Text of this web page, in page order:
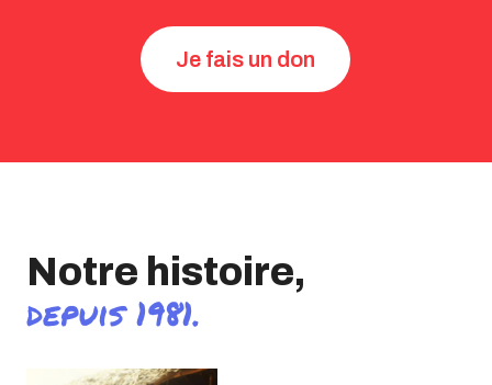
Je fais un don
Notre histoire,
depuis 1981.